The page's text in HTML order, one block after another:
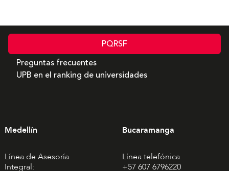
PQRSF
Preguntas frecuentes
UPB en el ranking de universidades
Medellín
Línea de Asesoría
Integral:
Bucaramanga
Línea telefónica
+57 607 6796220